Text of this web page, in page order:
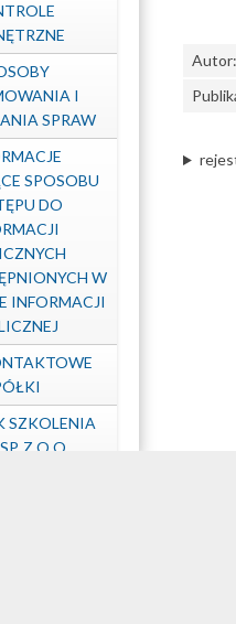
I
SPRAW
SPOSOBU
DO
W
INFORMACJI
SZKOLENIA
Z O.O.
Autor: